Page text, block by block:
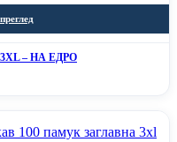
3XL – НА ЕДРО